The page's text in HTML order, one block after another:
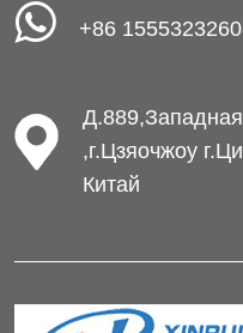
+86
,г.Цзяочжоу
Китай